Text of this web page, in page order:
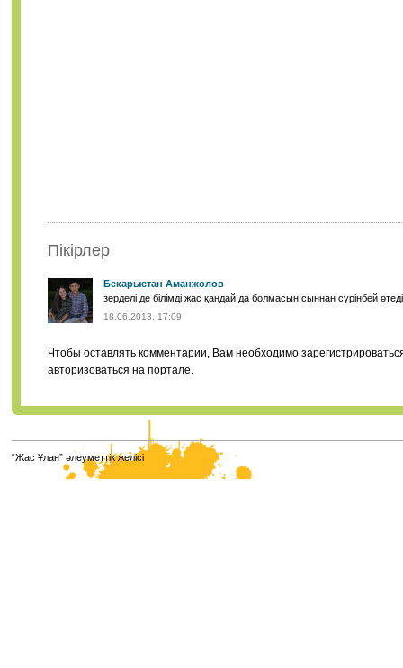
Пікірлер
Бекарыстан Аманжолов
зерделі де білімді жас қандай да болмасын сыннан сүрінбей
18.06.2013, 17:09
Чтобы оставлять комментарии, Вам необходимо
авторизоваться на портале.
“Жас Ұлан” әлеуметтік желісі